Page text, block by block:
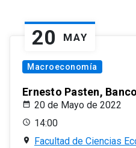
20 MAY
Macroeconomía
Ernesto Pasten,
20 de Mayo de 2022
14:00
Facultad de Ciencias